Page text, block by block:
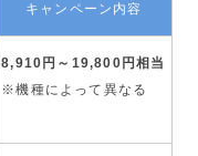
キャンペーン内容
8,910円～19,800円相当
※機種によって異なる